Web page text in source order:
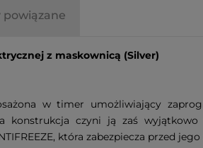
i z maskownicą (Silver)
w timer umożliwiający
konstrukcja czyni ją zaś
która zabezpiecza przed